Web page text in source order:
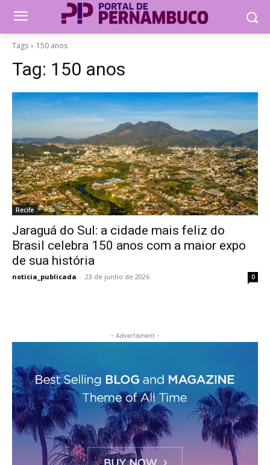
Tags 150 anos
Tag: 150 anos
Recife
Jaraguá do Sul: a cidade mais feliz do
Brasil celebra 150 anos com a maior expo
de sua história
noticia_publicada - 23 de junho de 2026 0
- Advertisment -